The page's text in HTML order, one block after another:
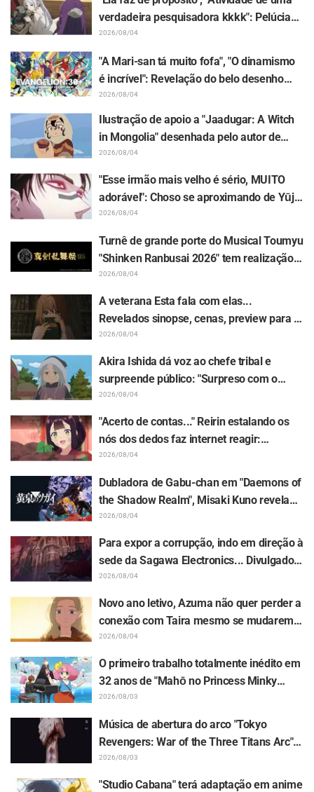
como na primeira temporada. Na
ABEMA, a transmissão
transmissão mais rápida na WEB
serão realizadas todas as
quartas-feiras às 23h, a partir de 8
de julho.
verdadeira pesquisadora kkkk": Pelúcia
de Frieren presa em um Mimic em
"Frieren e a Jornada Para o Além"
2026/08/04
"A Mari-san tá muito fofa", "O dinamismo
é incrível": Revelação do belo desenho
das três garotas em trajes Plugsuit por
Hidenori Matsubara em "Evangelion" gera
repercussão
2026/08/04
Ilustração de apoio a "Jaadugar: A Witch
in Mongolia" desenhada pelo autor de
"Yowamushi Pedal" deixa fãs radiantes: "É
isso que acontece quando a pessoa com o
traço mais diferente desenha"
2026/08/04
"Esse irmão mais velho é sério, MUITO
adorável": Choso se aproximando de Yūji
Itadori em ilustração inédita da exposição
de "Jujutsu Kaisen" deixa fãs
enlouquecidos
2026/08/04
Turnê de grande porte do Musical Toumyu
"Shinken Ranbusai 2026" tem realização
confirmada em 8 cidades do Japão a
Danshi estarão reunidos
2026/08/04
A veterana Esta fala com elas...
Revelados sinopse, cenas, preview para a
WEB e pôsteres do episódio 5 do anime "I
Want to Love You Till Your Dying Day"
2026/08/04
Akira Ishida dá voz ao chefe tribal e
surpreende público: "Surpreso com o
papel de vovô" "A voz de um idoso gentil
também ficou ótima" / Episódio 6 do
anime "Jaadugar: A Witch in Mongolia"
2026/08/04
"Acerto de contas..." Reirin estalando os
nós dos dedos faz internet reagir:
"Totalmente marombeira kkkk" "Olha a
2026/08/04
Dubladora de Gabu-chan em "Daemons of
the Shadow Realm", Misaki Kuno revela
bastidores de sua "atuação de alma" no
episódio 17: "Meu corpo inteiro tremia e
acabei chorando..."
2026/08/04
Para expor a corrupção, indo em direção à
sede da Sagawa Electronics... Divulgados
a sinopse, os cortes de cena e o visual do
episódio 5 de "The Ghost in the Shell"
2026/08/04
Novo ano letivo, Azuma não quer perder a
conexão com Taira mesmo se mudarem
de turma... Divulgados a sinopse e os
cortes de cena do episódio 18 de "You and
I Are Polar Opposites"
2026/08/04
O primeiro trabalho totalmente inédito em
32 anos de "Mahō no Princess Minky
Momo Akogare no Yume e Magokoro no
Duo" tem estreia confirmada para 13 de
novembro! Revelados o elenco com
Kurumi Haruki, o visual principal e o
2026/08/03
Música de abertura do arco "Tokyo
Revengers: War of the Three Titans Arc"
será "IGNITE", do grupo JO1! Comentários
dos integrantes também são revelados
2026/08/03
"Studio Cabana" terá adaptação em anime